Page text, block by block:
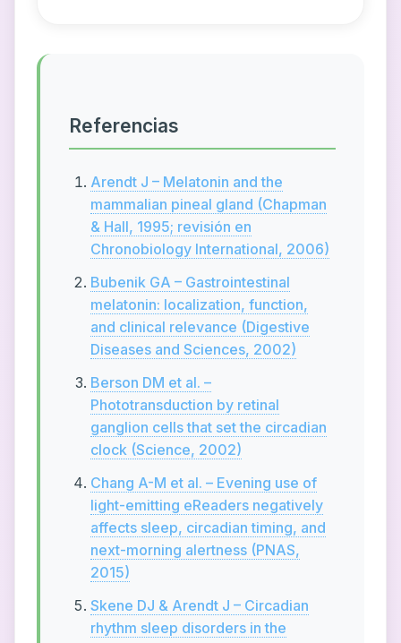
Referencias
Arendt J – Melatonin and the
mammalian pineal gland (Chapman
& Hall, 1995; revisión en
Chronobiology International, 2006)
Bubenik GA – Gastrointestinal
melatonin: localization, function,
and clinical relevance (Digestive
Diseases and Sciences, 2002)
Berson DM et al. –
Phototransduction by retinal
ganglion cells that set the circadian
clock (Science, 2002)
Chang A-M et al. – Evening use of
light-emitting eReaders negatively
affects sleep, circadian timing, and
next-morning alertness (PNAS,
2015)
Skene DJ & Arendt J – Circadian
rhythm sleep disorders in the